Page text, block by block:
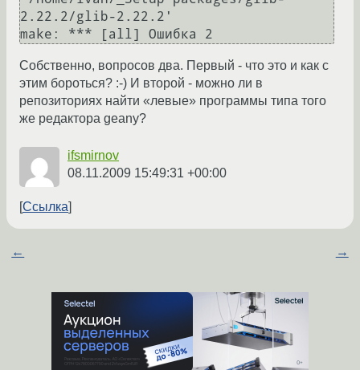
2.22.2/glib-2.22.2'
Собственно, вопросов два. Первый - что это и как с
этим бороться? :-) И второй - можно ли в
репозиториях найти «левые» программы типа того
же редактора geany?
ifsmirnov
08.11.2009 15:49:31 +00:00
Ссылка
← →